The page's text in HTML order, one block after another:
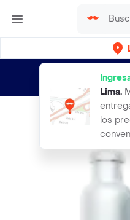
Lima.
los
envíos gratis